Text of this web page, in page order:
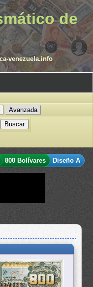
de
venezuela.info
Avanzada
800 Bolívares Diseño A